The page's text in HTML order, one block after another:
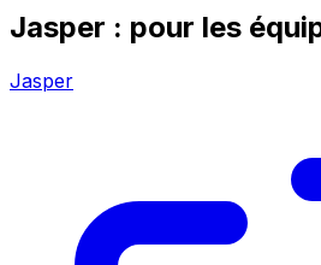
Jasper : pour les
Jasper